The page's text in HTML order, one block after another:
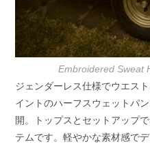
Embroidered Sweat
ジェンダーレス仕様でウエス
イントのハーフスウェットパ
開。トップスとセットアップ
テムです。軽やかな素材感で